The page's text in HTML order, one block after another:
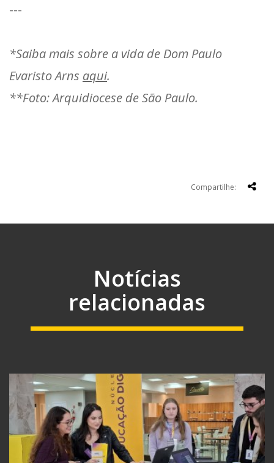
---
*Saiba mais sobre a vida de Dom Paulo
Evaristo Arns aqui.
**Foto: Arquidiocese de São Paulo.
Compartilhe:
Notícias
relacionadas